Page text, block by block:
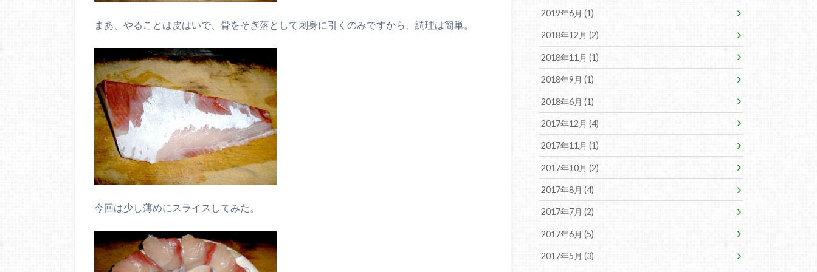
まあ、やることは皮はいで、骨をそぎ落として刺身に引くのみですから、調理は簡単。
今回は少し薄めにスライスしてみた。
2019年6月 (1)
2018年12月 (2)
2018年11月 (1)
2018年9月 (1)
2018年6月 (1)
2017年12月 (4)
2017年11月 (1)
2017年10月 (2)
2017年8月 (4)
2017年7月 (2)
2017年6月 (5)
2017年5月 (3)